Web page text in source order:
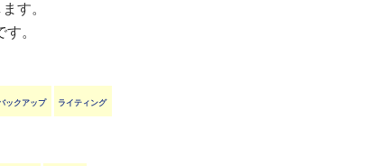
す。
。
ックアップ ライティング